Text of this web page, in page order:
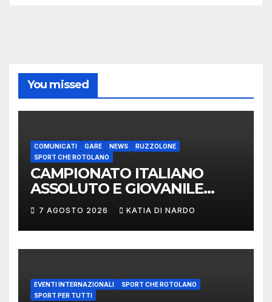
You missed
COMUNICATI GARE NEWS
RUZZOLONE
SPORT CHE ROTOLANO
CAMPIONATO ITALIANO
ASSOLUTO E GIOVANILE
LANCIO DEL RUZZOLONE
7 AGOSTO 2026 KATIA DI NARDO
EVENTI INTERNAZIONALI
SPORT CHE ROTOLANO
SPORT PER TUTTI